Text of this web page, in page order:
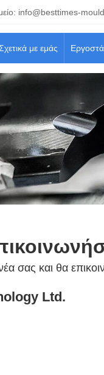
info@besttimes-
με εμάς
σας και θα
Ltd.